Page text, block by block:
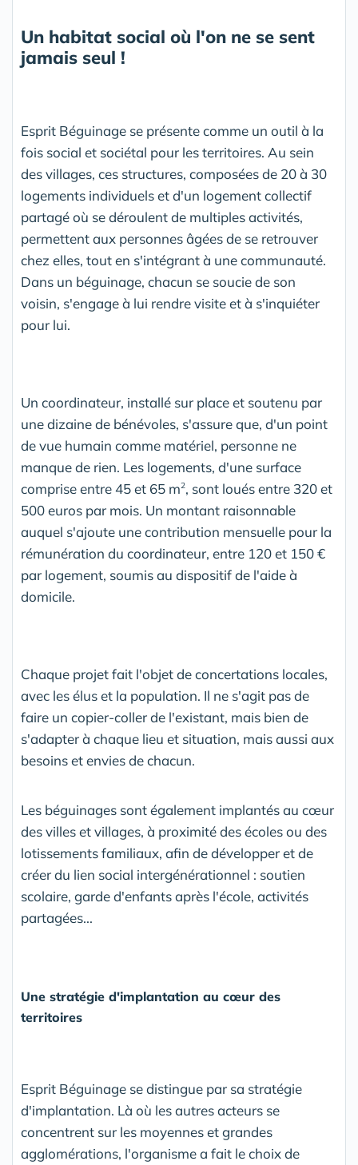
Un habitat social où l'on ne se sent
jamais seul !
Esprit Béguinage se présente comme un outil à la
fois social et sociétal pour les territoires. Au sein
des villages, ces structures, composées de 20 à 30
logements individuels et d'un logement collectif
partagé où se déroulent de multiples activités,
permettent aux personnes âgées de se retrouver
chez elles, tout en s'intégrant à une communauté.
Dans un béguinage, chacun se soucie de son
voisin, s'engage à lui rendre visite et à s'inquiéter
pour lui.
Un coordinateur, installé sur place et soutenu par
une dizaine de bénévoles, s'assure que, d'un point
de vue humain comme matériel, personne ne
manque de rien. Les logements, d'une surface
comprise entre 45 et 65 m2, sont loués entre 320 et
500 euros par mois. Un montant raisonnable
auquel s'ajoute une contribution mensuelle pour la
rémunération du coordinateur, entre 120 et 150 €
par logement, soumis au dispositif de l'aide à
domicile.
Chaque projet fait l'objet de concertations locales,
avec les élus et la population. Il ne s'agit pas de
faire un copier-coller de l'existant, mais bien de
s'adapter à chaque lieu et situation, mais aussi aux
besoins et envies de chacun.
Les béguinages sont également implantés au cœur
des villes et villages, à proximité des écoles ou des
lotissements familiaux, afin de développer et de
créer du lien social intergénérationnel : soutien
scolaire, garde d'enfants après l'école, activités
partagées...
Une stratégie d'implantation au cœur des
territoires
Esprit Béguinage se distingue par sa stratégie
d'implantation. Là où les autres acteurs se
concentrent sur les moyennes et grandes
agglomérations, l'organisme a fait le choix de